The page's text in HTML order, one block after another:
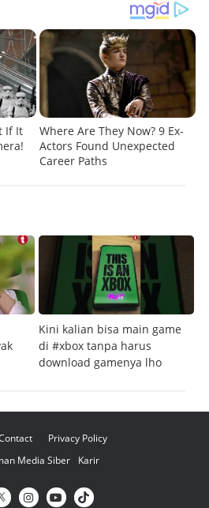
Kini kalian bisa main game
di #xbox tanpa harus
download gamenya lho
Privacy Policy
Media Siber
Karir